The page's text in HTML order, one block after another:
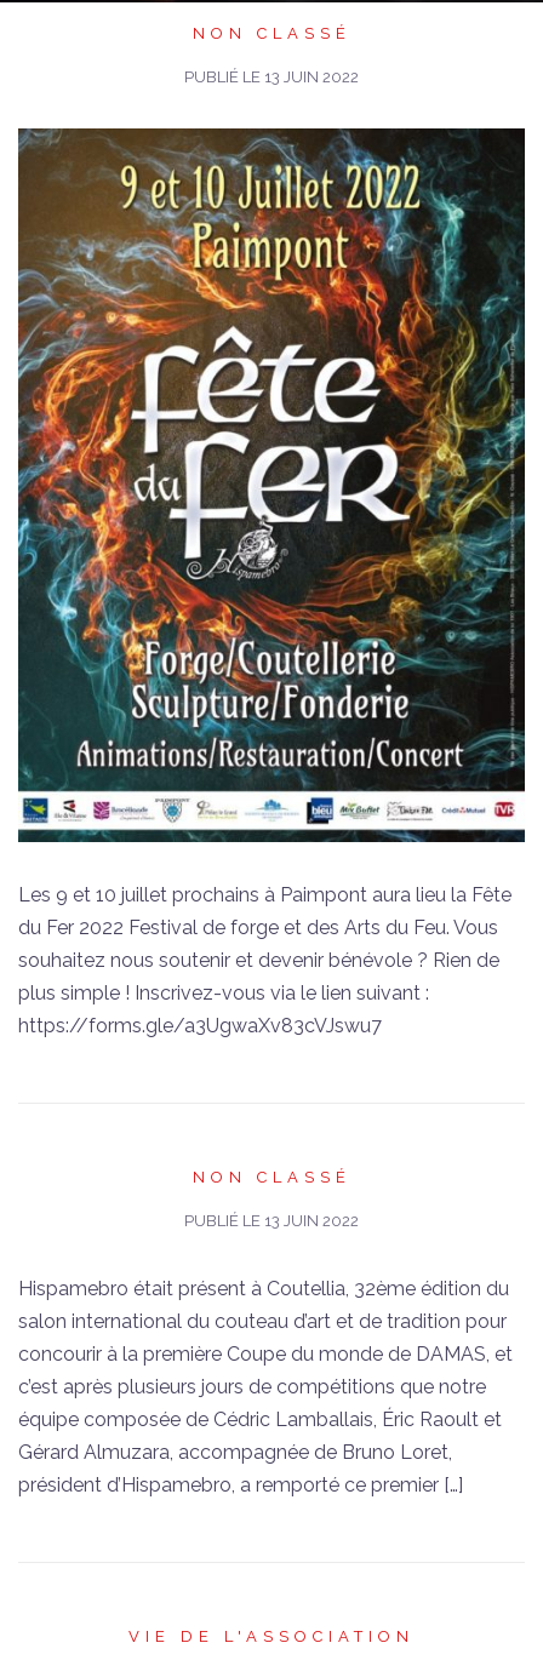
NON CLASSÉ
PUBLIÉ LE 13 JUIN 2022
Les 9 et 10 juillet prochains à Paimpont aura lieu la Fête
du Fer 2022 Festival de forge et des Arts du Feu. Vous
souhaitez nous soutenir et devenir bénévole ? Rien de
plus simple ! Inscrivez-vous via le lien suivant :
https://forms.gle/a3UgwaXv83cVJswu7
NON CLASSÉ
PUBLIÉ LE 13 JUIN 2022
Hispamebro était présent à Coutellia, 32ème édition du
salon international du couteau d’art et de tradition pour
concourir à la première Coupe du monde de DAMAS, et
c’est après plusieurs jours de compétitions que notre
équipe composée de Cédric Lamballais, Éric Raoult et
Gérard Almuzara, accompagnée de Bruno Loret,
président d’Hispamebro, a remporté ce premier […]
VIE DE L'ASSOCIATION